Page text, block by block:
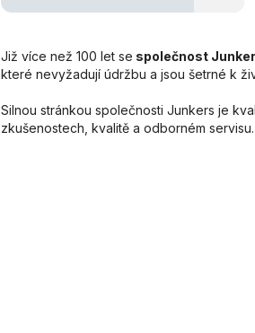
Již více než 100 let se společnost
které nevyžadují údržbu a jsou šetrné k
Silnou stránkou společnosti Junkers je
zkušenostech, kvalitě a odborném servisu.